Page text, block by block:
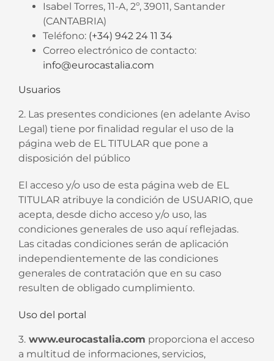
Isabel Torres, 11-A, 2º, 39011, Santander
(CANTABRIA)
Teléfono: (+34) 942 24 11 34
Correo electrónico de contacto:
info@eurocastalia.com
Usuarios
2. Las presentes condiciones (en adelante Aviso
Legal) tiene por finalidad regular el uso de la
página web de EL TITULAR que pone a
disposición del público
El acceso y/o uso de esta página web de EL
TITULAR atribuye la condición de USUARIO, que
acepta, desde dicho acceso y/o uso, las
condiciones generales de uso aquí reflejadas.
Las citadas condiciones serán de aplicación
independientemente de las condiciones
generales de contratación que en su caso
resulten de obligado cumplimiento.
Uso del portal
3. www.eurocastalia.com proporciona el acceso
a multitud de informaciones, servicios,